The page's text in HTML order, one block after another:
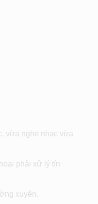
vừa nghe nhạc vừa
phải xử lý tín
xuyên.